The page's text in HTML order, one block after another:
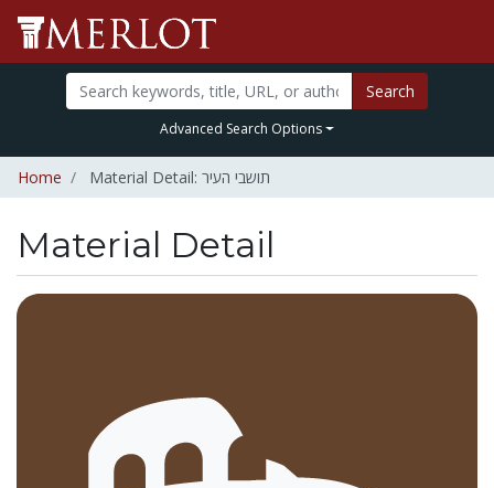
Search
Advanced Search Options
Home Material Detail: תושבי העיר
Material Detail